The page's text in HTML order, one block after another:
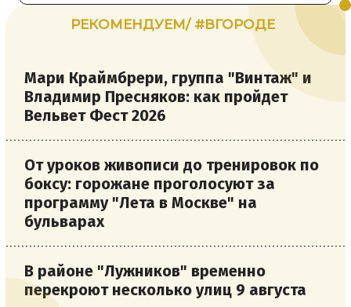
РЕКОМЕНДУЕМ/ #ВГОРОДЕ
Мари Краймбрери, группа "Винтаж" и
Владимир Пресняков: как пройдет
Вельвет Фест 2026
От уроков живописи до тренировок по
боксу: горожане проголосуют за
программу "Лета в Москве" на
бульварах
В районе "Лужников" временно
перекроют несколько улиц 9 августа